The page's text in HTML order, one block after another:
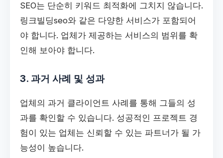
SEO는 단순히 키워드 최적화에 그치지 않습니다.
링크빌딩seo와 같은 다양한 서비스가 포함되어
야 합니다. 업체가 제공하는 서비스의 범위를 확
인해 보아야 합니다.
3. 과거 사례 및 성과
업체의 과거 클라이언트 사례를 통해 그들의 성
과를 확인할 수 있습니다. 성공적인 프로젝트 경
험이 있는 업체는 신뢰할 수 있는 파트너가 될 가
능성이 높습니다.